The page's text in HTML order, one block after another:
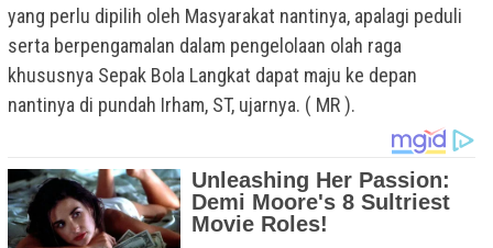
yang perlu dipilih oleh Masyarakat nantinya, apalagi peduli
serta berpengamalan dalam pengelolaan olah raga
khususnya Sepak Bola Langkat dapat maju ke depan
nantinya di pundah Irham, ST, ujarnya. ( MR ).